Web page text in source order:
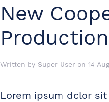
New
Written by Super User on 14
Lorem ipsum dolor